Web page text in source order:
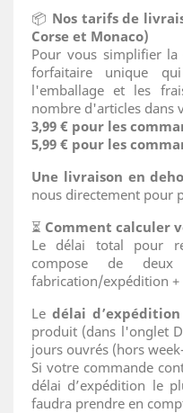
📦 Nos tarifs de
Corse et Monaco)
Pour vous simplifier
forfaitaire unique
l'emballage et les
nombre d'articles dans
3,99 € pour les
5,99 € pour les
Une livraison en
nous directement pour
⏳ Comment calculer
Le délai total pour
compose de
fabrication/expédition +
Le délai d’expédition
produit (dans l'onglet
jours ouvrés (hors
Si votre commande
délai d’expédition le
faudra prendre en